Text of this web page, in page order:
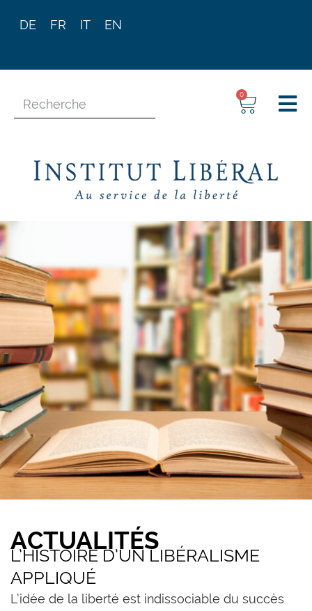
DE FR IT EN
0
ACTUALITÉS
L’HISTOIRE D’UN LIBÉRALISME
APPLIQUÉ
L’idée de la liberté est indissociable du succès